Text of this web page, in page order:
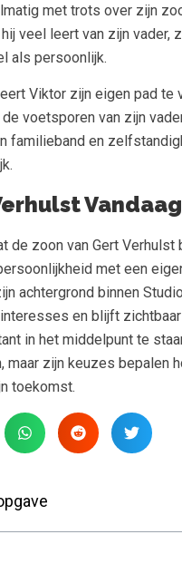
met trots over zijn
veel leert van zijn vader,
als persoonlijk.
Viktor zijn eigen pad te
voetsporen van zijn
familieband en
Vandaag
de zoon van Gert Verhulst
met een
achtergrond binnen
en blijft
in het middelpunt te
maar zijn keuzes bepalen
toekomst.